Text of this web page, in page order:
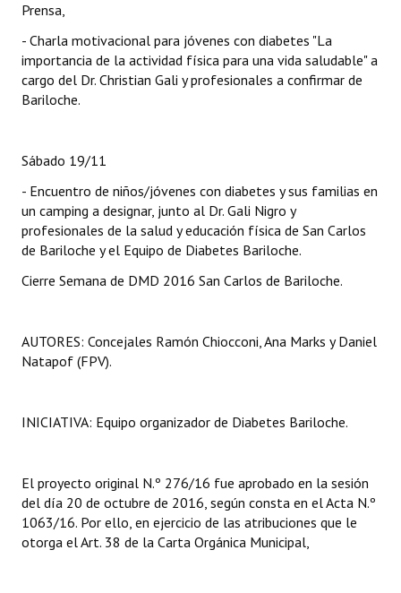
Prensa,
- Charla motivacional para jóvenes con diabetes "La
importancia de la actividad física para una vida saludable" a
cargo del Dr. Christian Gali y profesionales a confirmar de
Bariloche.
Sábado 19/11
- Encuentro de niños/jóvenes con diabetes y sus familias en
un camping a designar, junto al Dr. Gali Nigro y
profesionales de la salud y educación física de San Carlos
de Bariloche y el Equipo de Diabetes Bariloche.
Cierre Semana de DMD 2016 San Carlos de Bariloche.
AUTORES: Concejales Ramón Chiocconi, Ana Marks y Daniel
Natapof (FPV).
INICIATIVA: Equipo organizador de Diabetes Bariloche.
El proyecto original N.º 276/16 fue aprobado en la sesión
del día 20 de octubre de 2016, según consta en el Acta N.º
1063/16. Por ello, en ejercicio de las atribuciones que le
otorga el Art. 38 de la Carta Orgánica Municipal,